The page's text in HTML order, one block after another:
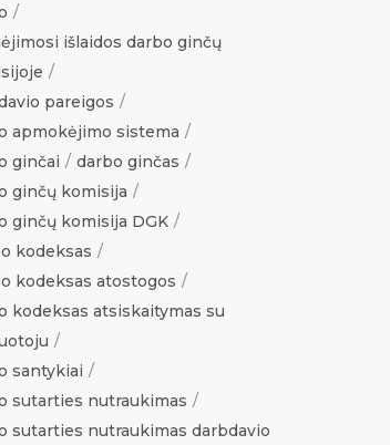
išlaidos darbo ginčų
pareigos
apmokėjimo sistema
ginčai
darbo ginčas
ginčų komisija
ginčų komisija DGK
kodeksas
kodeksas atostogos
kodeksas atsiskaitymas su
santykiai
sutarties nutraukimas
sutarties nutraukimas darbdavio